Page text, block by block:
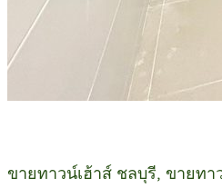
ขายทาวน์เฮ้าส์ ชลบุรี, ขายทา